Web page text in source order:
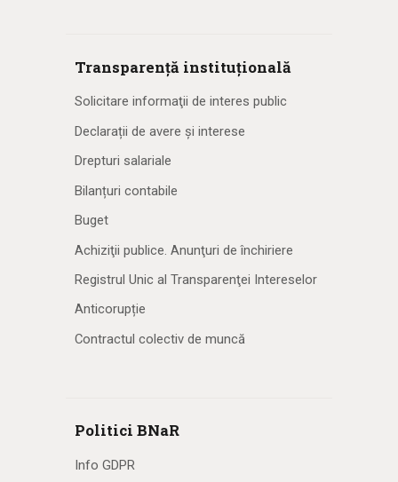
Transparență instituțională
Solicitare informaţii de interes public
Declarații de avere și interese
Drepturi salariale
Bilanțuri contabile
Buget
Achiziţii publice. Anunţuri de închiriere
Registrul Unic al Transparenţei Intereselor
Anticorupție
Contractul colectiv de muncă
Politici BNaR
Info GDPR